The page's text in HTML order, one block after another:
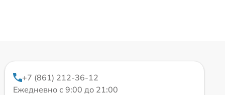
+7 (861) 212-36-12
Ежедневно с 9:00 до 21:00